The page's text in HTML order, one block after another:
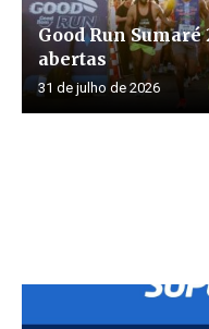
Good Run
abertas
31 de julho de 2026